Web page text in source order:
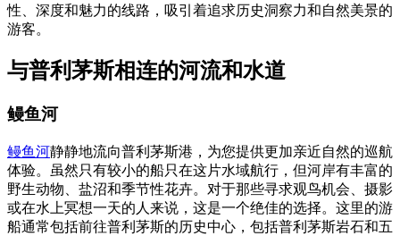
性、深度和魅力的线路，吸引着追求历史洞察力和自然美景的
游客。
与普利茅斯相连的河流和水道
鳗鱼河
鳗鱼河静静地流向普利茅斯港，为您提供更加亲近自然的巡航
体验。虽然只有较小的船只在这片水域航行，但河岸有丰富的
野生动物、盐沼和季节性花卉。对于那些寻求观鸟机会、摄影
或在水上冥想一天的人来说，这是一个绝佳的选择。这里的游
船通常包括前往普利茅斯的历史中心，包括普利茅斯岩石和五